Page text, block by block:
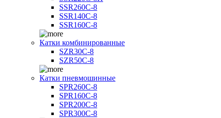
SSR260C-8
SSR140C-8
SSR160C-8
Катки комбинированные
SZR30C-8
SZR50C-8
Катки пневмошинные
SPR260C-8
SPR160C-8
SPR200C-8
SPR300C-8